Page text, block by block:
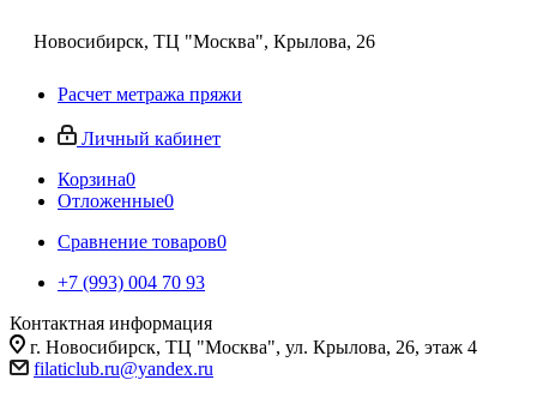
Новосибирск, ТЦ "Москва", Крылова, 26
Расчет метража пряжи
Личный кабинет
Корзина0
Отложенные0
Сравнение товаров0
+7 (993) 004 70 93
Контактная информация
г. Новосибирск, ТЦ "Москва", ул. Крылова, 26, этаж 4
filaticlub.ru@yandex.ru